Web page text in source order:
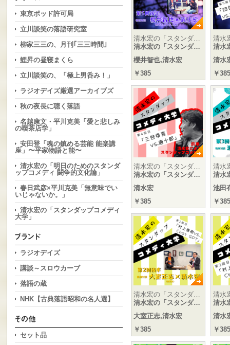
清水宏の「スタンダ…
清水宏の「スタンダ…
櫻井智也,清水宏
￥385
清水
清水
清水
￥385
清水宏の「スタンダ…
清水宏の「スタンダ…
清水宏
￥385
清水
清水
池田
￥385
清水宏の「スタンダ…
清水宏の「スタンダ…
大室正志,清水宏
￥385
清水
清水
清水
￥385
東京ポッド許可局
立川談笑の落語研究室
柳家三三の、月刊｢三三時間｣
鯉昇の昼寝まくら
立川談笑の、「極上男呑み！」
ラジオデイズ厳選アーカイブズ
秋の夜長に聴く落語
名越康文・平川克美「愛と悲しみ
の喫茶店学」
安田登「魂の鎮める芸能 能楽講
座」〜平家物語と能〜
清水宏の「明日のためのスタンダ
ップコメディ 闘争的文化論」
春日武彦×平川克美「無意味でい
いじゃないか。」
清水宏の「スタンダップコメディ
大学」
ラジオデイズ
講談～スロウカーブ
落語の蔵
NHK【古典落語昭和の名人選】
セット品